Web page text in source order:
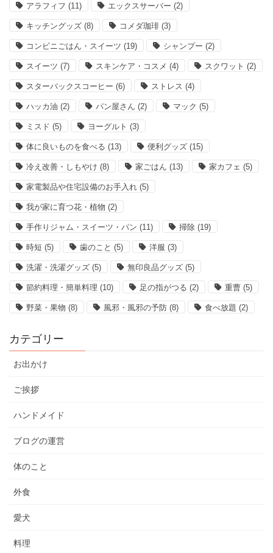
アラフィフ (11) エックスサーバー (2)
キッチングッズ (8) コメダ珈琲 (3)
コンビニごはん・スイーツ (19) シャンプー (2)
スイーツ (7) スキンケア・コスメ (4) スクワット (2)
スターバックスコーヒー (6) ストレス (4)
ハッカ油 (2) パン屋さん (2) マック (5)
ミスド (5) ヨーグルト (3)
体に良いものを食べる (13) 便利グッズ (15)
冷え改善・しもやけ (8) 家ごはん (13) 家カフェ (5)
家電製品や住宅設備のお手入れ (5)
我が家に育つ花・植物 (2)
手作りジャム・スイーツ・パン (11) 掃除 (19)
時短 (5) 歯のこと (5) 洋服 (3)
洗濯・洗濯グッズ (5) 無印良品グッズ (5)
節約料理・簡単料理 (10) 足の指がつる (2) 重曹 (5)
野菜・果物 (8) 風邪・風邪の予防 (8) 食べ放題 (2)
カテゴリー
お出かけ
ご挨拶
ハンドメイド
ブログの運営
体のこと
外食
愛犬
料理